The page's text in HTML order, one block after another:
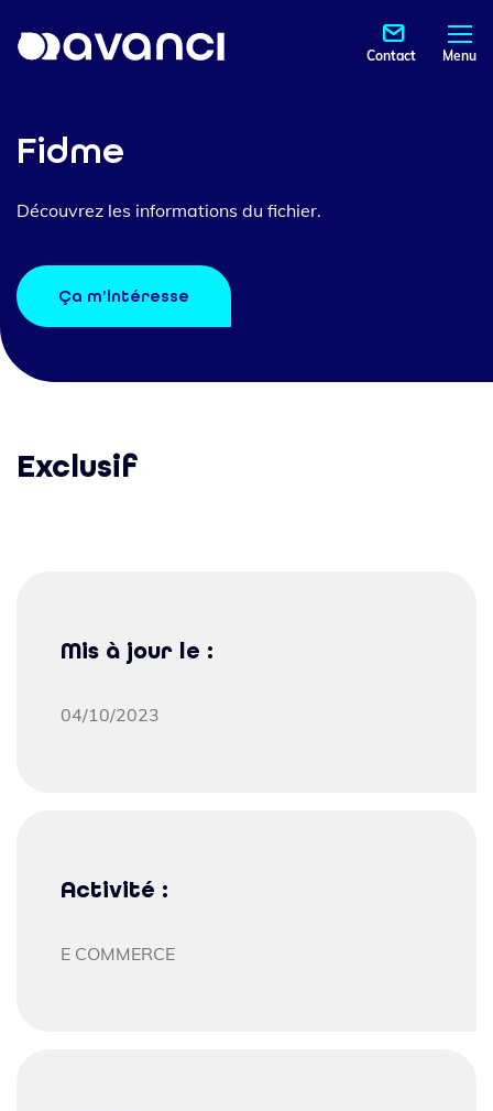
Contact Menu
Fidme
Découvrez les informations du fichier.
Ça m’intéresse
Exclusif
Mis à jour le :
04/10/2023
Activité :
E COMMERCE